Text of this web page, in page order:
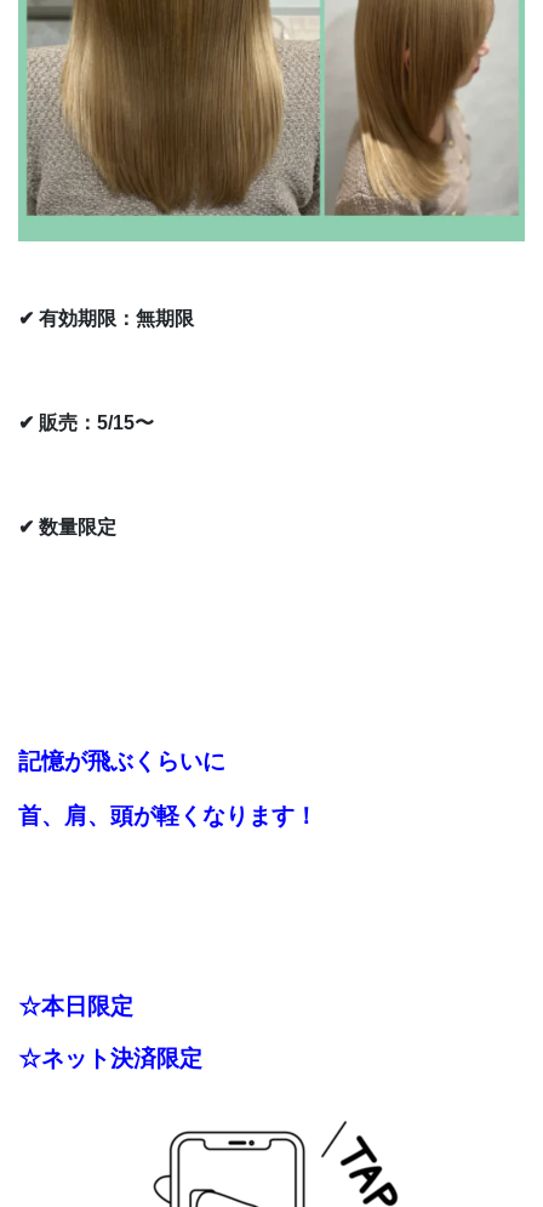
✔ 有効期限：無期限
✔ 販売：5/15〜
✔ 数量限定
記憶が飛ぶくらいに
首、肩、頭が軽くなります ！
☆本日限定
☆ネット決済限定